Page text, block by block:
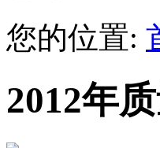
您的位置:
2012年